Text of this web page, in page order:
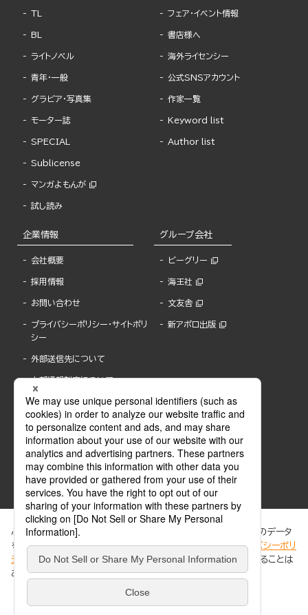
TL
BL
ライトノベル
青年・一般
グラビア・写真集
モーター誌
SPECIAL
Sublicense
マンガよもんが
試し読み
フェア・イベント情報
書店様へ
海外ライセンシー
公式SNSアカウント
作家一覧
Keyword list
Author list
企業情報
会社概要
採用情報
お問い合わせ
プライバシーポリシー・サイトポリ
シー
外部送信先について
内部通報制度について
グループ会社
ビーグリー
海王社
文友舎
新アポロ出版
ABJマークは、この電子書店・電子書籍配信サービスが、著作権者からコンテンツ使用許諾を
得た正規版配信サービスであることを示す登録商標(登録番号 第6091713号)です。
ABJマークの詳細、ABJマークを掲示しているサービスの一覧はこちら。
ぶんか社が運営するサイトでは、利便性向上のためにCookie等のデータ
を使用しています。 当社のCookieについての詳細は、「プライバシーポリ
シー
」をご覧ください。当サイトでは、訪問者の個人情報を追跡することは
ありません。